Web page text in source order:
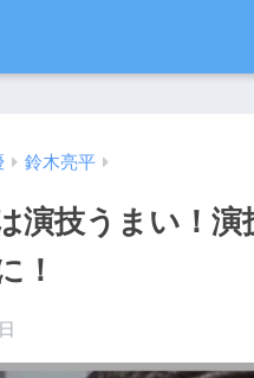
鈴木亮平
演技うまい！
！